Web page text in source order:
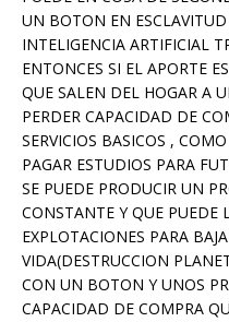
UN BOTON EN
INTELIGENCIA ARTIFICIAL
ENTONCES SI EL APORTE
QUE SALEN DEL HOGAR A
PERDER CAPACIDAD DE
SERVICIOS BASICOS ,
PAGAR ESTUDIOS PARA
SE PUEDE PRODUCIR UN
CONSTANTE Y QUE PUEDE
EXPLOTACIONES PARA
VIDA(DESTRUCCION
CON UN BOTON Y UNOS
CAPACIDAD DE COMPRA